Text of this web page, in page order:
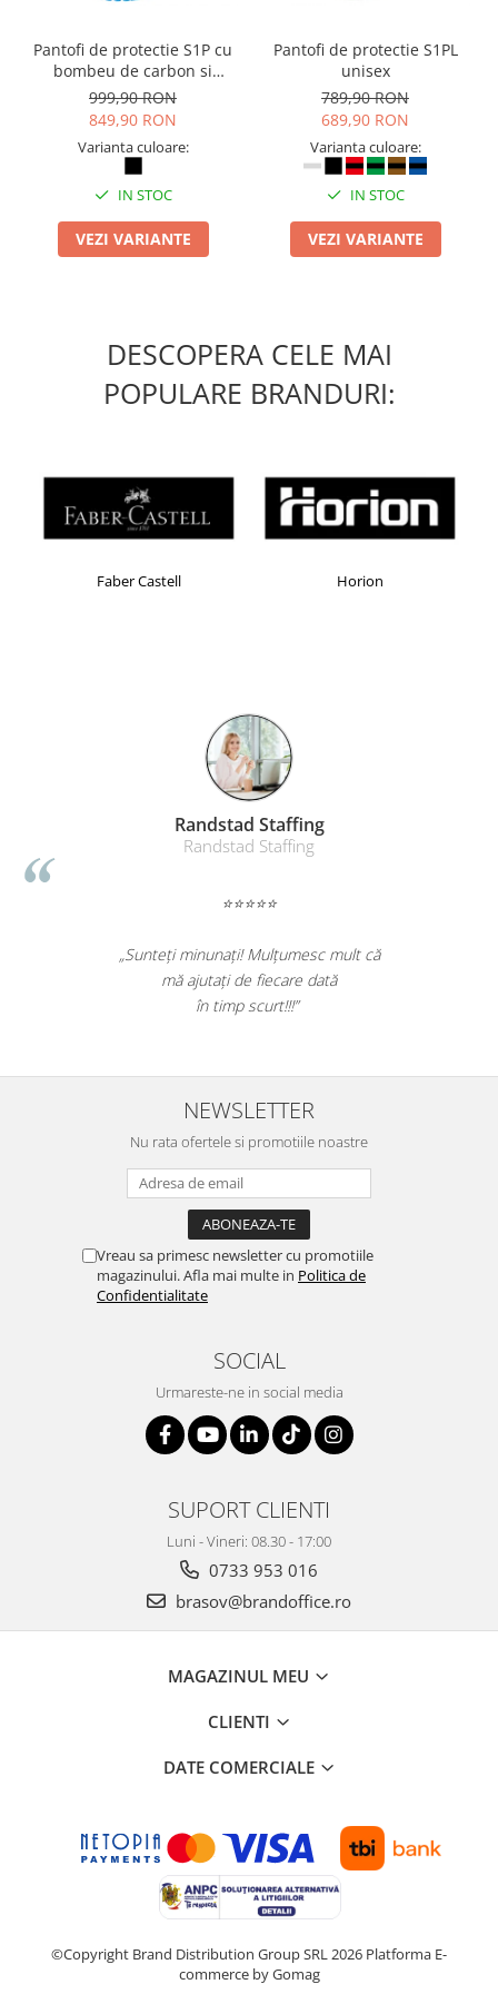
Pantaloni cu pieptar
Impermeabile
Reflectorizante
Incaltaminte
Manusi de protectie
Accesorii pentru protectia capului
Ochelari de protectie si viziere
Masti de protectie respiratorie
Pachete promotionale
Articole de unica folosinta
Copii - tricouri si hanorace
Ecrane Interactive
Accesorii prezentare
Table magnetice (whiteboard-uri)
Adaptoare de calatorie
Baterii si acumulatori
Cabluri si conectivitate
Incarcatoare cu fir si auto
Ceasuri smart - Smartwatch
Cartuse, tonere, consumabile PC
Standuri PC si suporturi
Suporturi si huse telefoane &
Periferice PC si accesorii
Ghilotine și Trimmere
Calculatoare de birou
Distrugatoare documente
Cosuri de gunoi pentru birou
Scaune, birouri si produse
Pantofi de protectie S1P cu
bombeu de carbon si
inchidere BOAÂ® Fit
999,90 RON
849,90 RON
Varianta culoare:
IN STOC
VEZI VARIANTE
Pantofi de protectie S1PL
unisex
789,90 RON
689,90 RON
Varianta culoare:
IN STOC
VEZI VARIANTE
DESCOPERA CELE MAI
POPULARE BRANDURI:
Faber Castell Horion
Randstad Staffing
Randstad Staffing
⭐⭐⭐⭐⭐
„Sunteți minunați! Mulțumesc mult că
mă ajutați de fiecare dată
în timp scurt!!!”
NEWSLETTER
Nu rata ofertele si promotiile noastre
Vreau sa primesc newsletter cu promotiile
magazinului. Afla mai multe in Politica de
Confidentialitate
SOCIAL
Urmareste-ne in social media
SUPORT CLIENTI
Luni - Vineri: 08.30 - 17:00
0733 953 016
brasov@brandoffice.ro
MAGAZINUL MEU
CLIENTI
DATE COMERCIALE
©Copyright Brand Distribution Group SRL 2026 Platforma E-
commerce by Gomag